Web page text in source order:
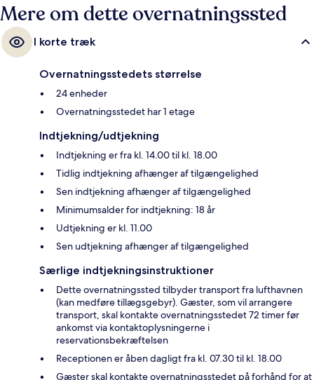
Mere om dette overnatningssted
I korte træk
Overnatningsstedets størrelse
24 enheder
Overnatningsstedet har 1 etage
Indtjekning/udtjekning
Indtjekning er fra kl. 14.00 til kl. 18.00
Tidlig indtjekning afhænger af tilgængelighed
Sen indtjekning afhænger af tilgængelighed
Minimumsalder for indtjekning: 18 år
Udtjekning er kl. 11.00
Sen udtjekning afhænger af tilgængelighed
Særlige indtjekningsinstruktioner
Dette overnatningssted tilbyder transport fra lufthavnen
(kan medføre tillægsgebyr). Gæster, som vil arrangere
transport, skal kontakte overnatningsstedet 72 timer før
ankomst via kontaktoplysningerne i
reservationsbekræftelsen
Receptionen er åben dagligt fra kl. 07.30 til kl. 18.00
Gæster skal kontakte overnatningsstedet på forhånd for at